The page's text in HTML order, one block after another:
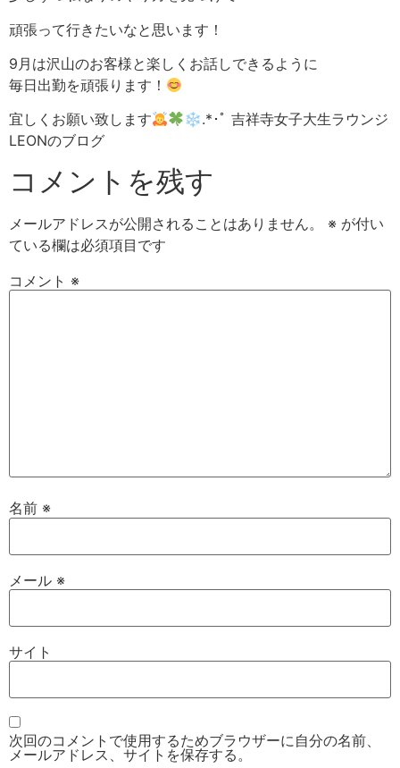
頑張って行きたいなと思います！
9月は沢山のお客様と楽しくお話しできるように
毎日出勤を頑張ります！
宜しくお願い致します
❄︎.*･ﾟ 吉祥寺女子大生ラウンジ
LEONのブログ
コメントを残す
メールアドレスが公開されることはありません。 ※ が付い
ている欄は必須項目です
コメント ※
名前 ※
メール ※
サイト
次回のコメントで使用するためブラウザーに自分の名前、
メールアドレス、サイトを保存する。